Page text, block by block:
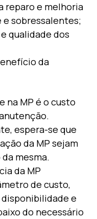
reparo e melhoria
sobressalentes;
qualidade dos
da
MP é o custo
espera-se que
da MP sejam
mesma.
da MP
de custo,
e
do necessário